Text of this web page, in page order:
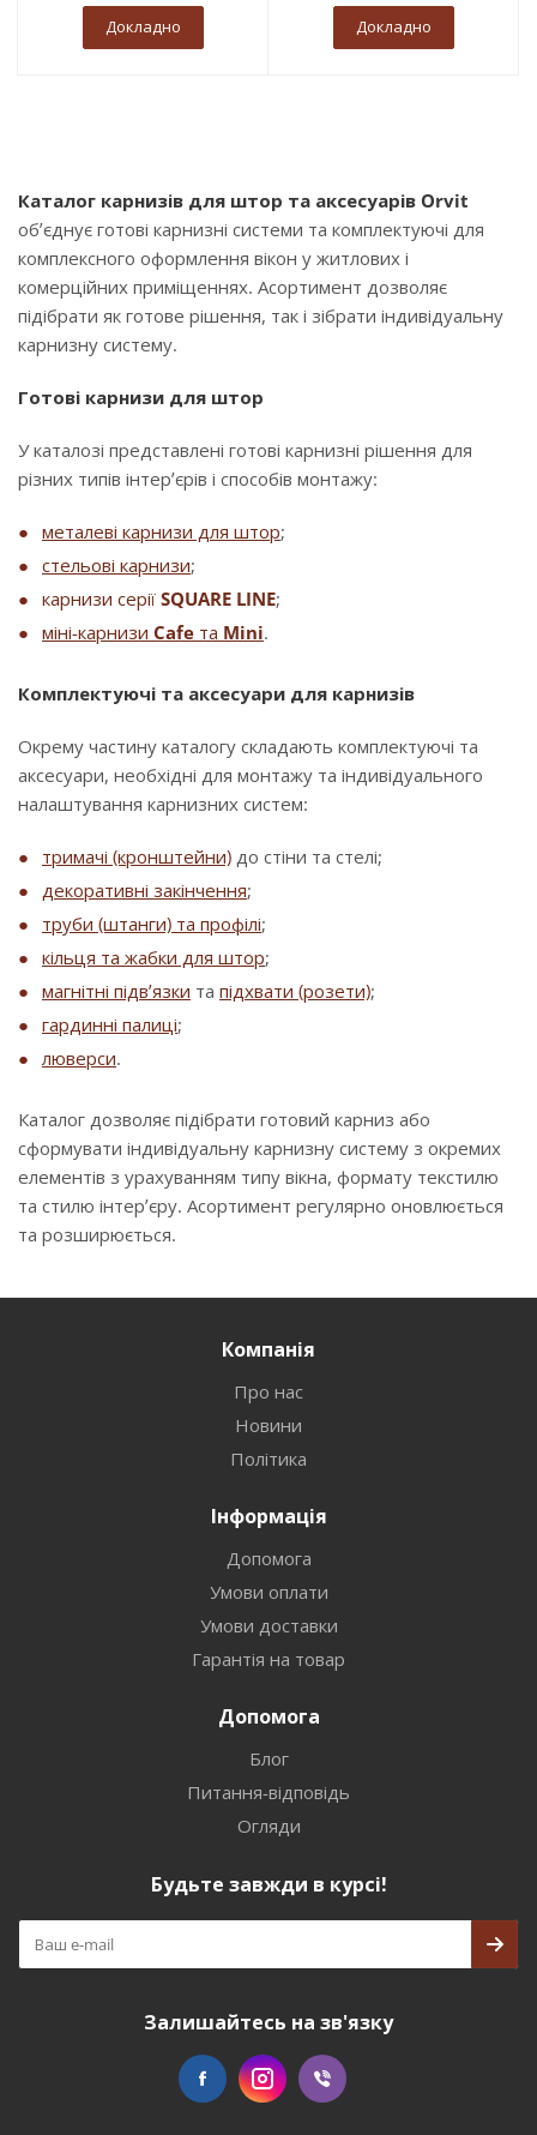
Докладно Докладно
Каталог карнизів для штор та аксесуарів Orvit
об’єднує готові карнизні системи та комплектуючі для
комплексного оформлення вікон у житлових і
комерційних приміщеннях. Асортимент дозволяє
підібрати як готове рішення, так і зібрати індивідуальну
карнизну систему.
Готові карнизи для штор
У каталозі представлені готові карнизні рішення для
різних типів інтер’єрів і способів монтажу:
металеві карнизи для штор;
стельові карнизи;
карнизи серії SQUARE LINE;
міні-карнизи Cafe та Mini.
Комплектуючі та аксесуари для карнизів
Окрему частину каталогу складають комплектуючі та
аксесуари, необхідні для монтажу та індивідуального
налаштування карнизних систем:
тримачі (кронштейни) до стіни та стелі;
декоративні закінчення;
труби (штанги) та профілі;
кільця та жабки для штор;
магнітні підв’язки та підхвати (розети);
гардинні палиці;
люверси.
Каталог дозволяє підібрати готовий карниз або
сформувати індивідуальну карнизну систему з окремих
елементів з урахуванням типу вікна, формату текстилю
та стилю інтер’єру. Асортимент регулярно оновлюється
та розширюється.
Компанія
Про нас
Новини
Політика
Інформація
Допомога
Умови оплати
Умови доставки
Гарантія на товар
Допомога
Блог
Питання-відповідь
Огляди
Будьте завжди в курсі!
Залишайтесь на зв'язку